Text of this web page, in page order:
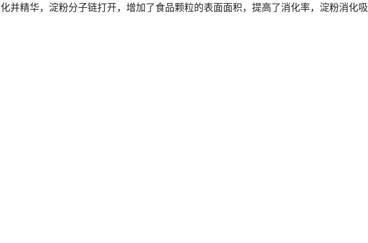
并精华，淀粉分子链打开，增加了食品颗粒的表面面积，提高了消化率，淀粉消化吸